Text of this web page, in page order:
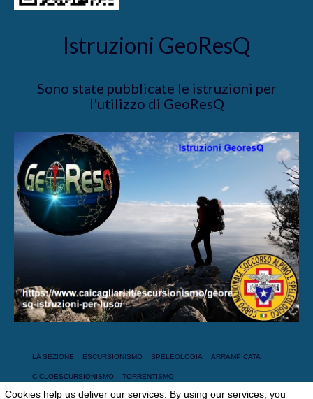
Istruzioni GeoResQ
Sono state pubblicate le istruzioni per
l'utilizzo di GeoResQ
LA SEZIONE ESCURSIONISMO SPELEOLOGIA ARRAMPICATA
CICLOESCURSIONISMO TORRENTISMO
© 2026 Club Alpino Italiano
Cookies help us deliver our services. By using our services, you